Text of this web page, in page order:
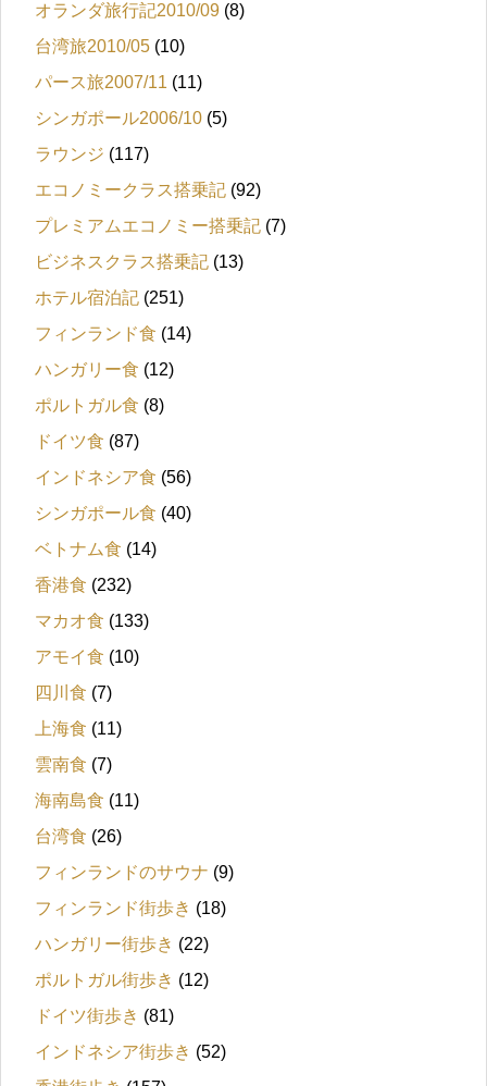
オランダ旅行記2010/09 (8)
台湾旅2010/05 (10)
パース旅2007/11 (11)
シンガポール2006/10 (5)
ラウンジ (117)
エコノミークラス搭乗記 (92)
プレミアムエコノミー搭乗記 (7)
ビジネスクラス搭乗記 (13)
ホテル宿泊記 (251)
フィンランド食 (14)
ハンガリー食 (12)
ポルトガル食 (8)
ドイツ食 (87)
インドネシア食 (56)
シンガポール食 (40)
ベトナム食 (14)
香港食 (232)
マカオ食 (133)
アモイ食 (10)
四川食 (7)
上海食 (11)
雲南食 (7)
海南島食 (11)
台湾食 (26)
フィンランドのサウナ (9)
フィンランド街歩き (18)
ハンガリー街歩き (22)
ポルトガル街歩き (12)
ドイツ街歩き (81)
インドネシア街歩き (52)